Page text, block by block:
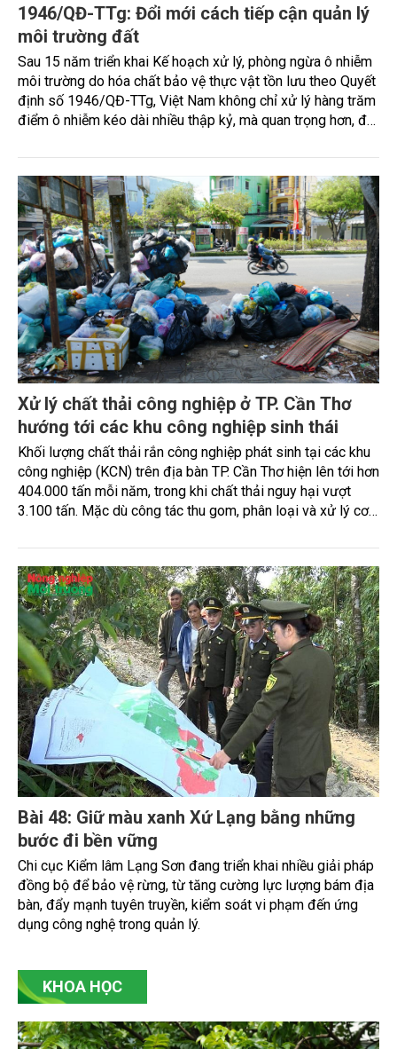
1946/QĐ-TTg: Đổi mới cách tiếp cận quản lý
môi trường đất
Sau 15 năm triển khai Kế hoạch xử lý, phòng ngừa ô nhiễm
môi trường do hóa chất bảo vệ thực vật tồn lưu theo Quyết
định số 1946/QĐ-TTg, Việt Nam không chỉ xử lý hàng trăm
điểm ô nhiễm kéo dài nhiều thập kỷ, mà quan trọng hơn, đã
lưu sang quản trị môi trường đất dựa trên rủi ro, dữ liệu và
mục tiêu phát triển bền vững.
Xử lý chất thải công nghiệp ở TP. Cần Thơ
hướng tới các khu công nghiệp sinh thái
Khối lượng chất thải rắn công nghiệp phát sinh tại các khu
công nghiệp (KCN) trên địa bàn TP. Cần Thơ hiện lên tới hơn
404.000 tấn mỗi năm, trong khi chất thải nguy hại vượt
3.100 tấn. Mặc dù công tác thu gom, phân loại và xử lý cơ
sở xử lý đạt chuẩn tại địa phương và khu vực Đồng bằng
sông Cửu Long (ĐBSCL) đang đặt ra nhiều thách thức đối
với mục tiêu phát triển công nghiệp xanh, bền vững. Những
chỉ đạo mới của lãnh đạo thành phố được kỳ vọng sẽ góp
phần tháo gỡ điểm nghẽn này, hướng tới xây dựng các KCN
sạch, sinh thái trong giai đoạn tới.
Bài 48: Giữ màu xanh Xứ Lạng bằng những
bước đi bền vững
Chi cục Kiểm lâm Lạng Sơn đang triển khai nhiều giải pháp
đồng bộ để bảo vệ rừng, từ tăng cường lực lượng bám địa
bàn, đẩy mạnh tuyên truyền, kiểm soát vi phạm đến ứng
dụng công nghệ trong quản lý.
KHOA HỌC